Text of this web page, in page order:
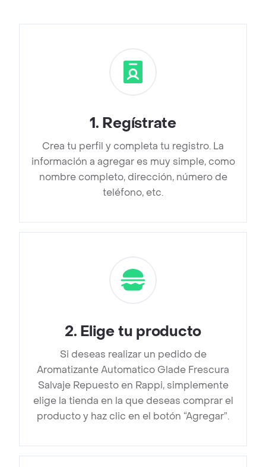
1. Regístrate
Crea tu perfil y completa tu registro. La
información a agregar es muy simple, como
nombre completo, dirección, número de
teléfono, etc.
2. Elige tu producto
Si deseas realizar un pedido de
Aromatizante Automatico Glade Frescura
Salvaje Repuesto en Rappi, simplemente
elige la tienda en la que deseas comprar el
producto y haz clic en el botón “Agregar”.